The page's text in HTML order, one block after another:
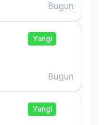
Bugun
Yangi
Bugun
Yangi